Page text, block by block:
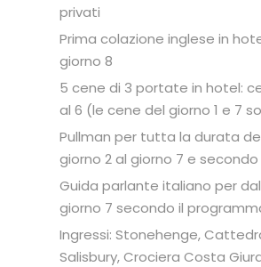
privati
Prima colazione inglese in
giorno 8
5 cene di 3 portate in hotel:
al 6 (le cene del giorno 1 e 7
Pullman per tutta la durata
giorno 2 al giorno 7 e
Guida parlante italiano per
giorno 7 secondo il
Ingressi: Stonehenge,
Salisbury, Crociera Costa